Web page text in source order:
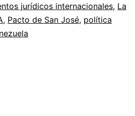
jurídicos internacionales, La
, Pacto de San José, política